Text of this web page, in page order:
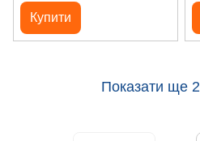
Купити
Показати ще